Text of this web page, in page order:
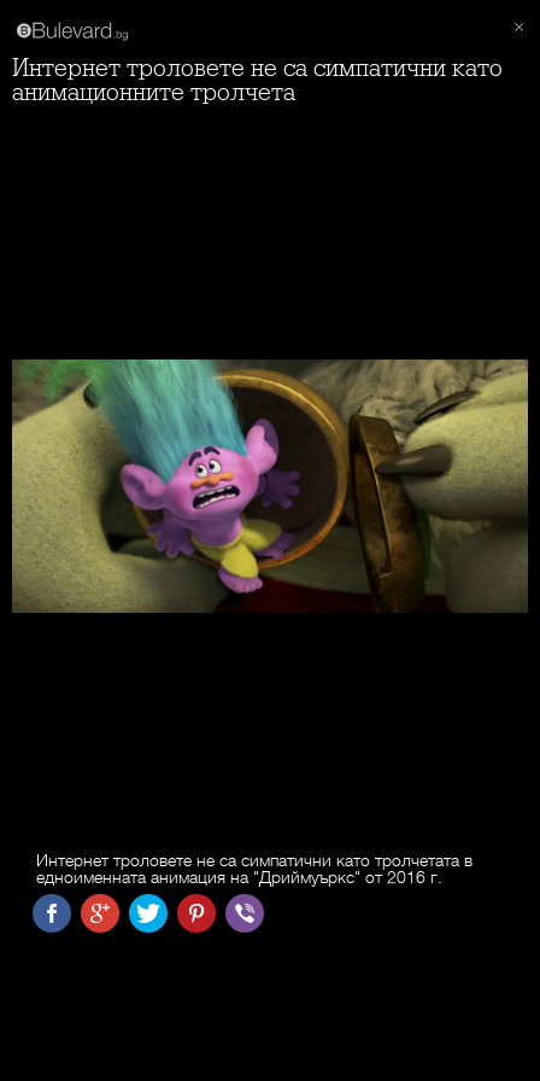
Интернет троловете не са симпатични като
анимационните тролчета
Интернет троловете не са симпатични като тролчетата в
едноименната анимация на "Дриймуъркс" от 2016 г.